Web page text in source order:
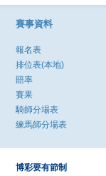
賽事資料
報名表
排位表(本地)
賠率
賽果
騎師分場表
練馬師分場表
博彩要有節制